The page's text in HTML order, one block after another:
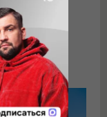
в одном
всей